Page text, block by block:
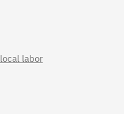
labor